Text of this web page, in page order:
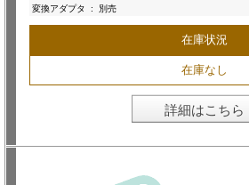
変換アダプタ
: 別売
在庫状況
在庫なし
詳細はこちら